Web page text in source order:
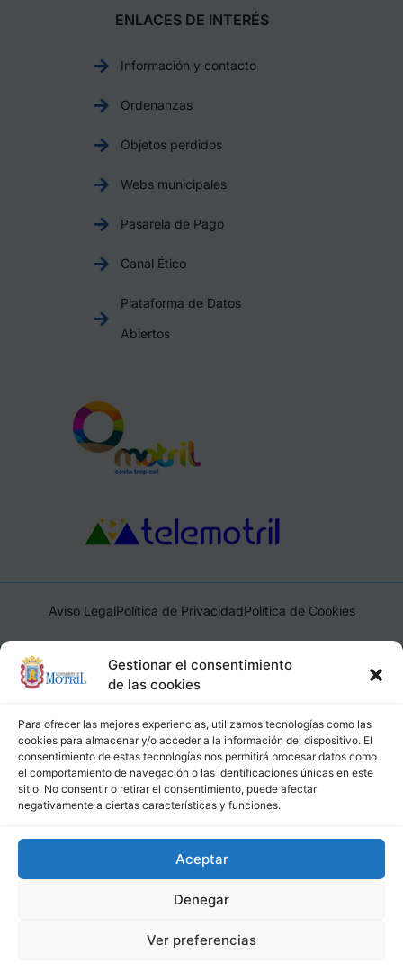
Gestionar el consentimiento
de las cookies
Para ofrecer las mejores experiencias, utilizamos tecnologías como las
cookies para almacenar y/o acceder a la información del dispositivo. El
consentimiento de estas tecnologías nos permitirá procesar datos como
el comportamiento de navegación o las identificaciones únicas en este
sitio. No consentir o retirar el consentimiento, puede afectar
negativamente a ciertas características y funciones.
Aceptar
Denegar
Ver preferencias
ENLACES DE INTERÉS
Información y contacto
Ordenanzas
Objetos perdidos
Webs municipales
Pasarela de Pago
Canal Ético
Plataforma de Datos
Abiertos
Aviso LegalPolítica de PrivacidadPolítica de Cookies
Ayuntamiento de Motril, Plaza de España, 1, 18600, Motril,
(Granada), CIF: P1814200J, DIR3: L01181400